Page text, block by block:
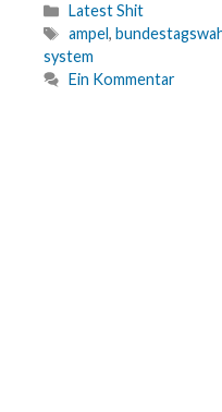
Latest Shit
ampel,
system
Ein Kommentar